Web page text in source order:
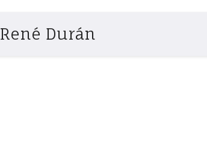
René Durán